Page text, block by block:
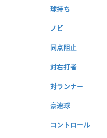
球持ち
ノビ
同点阻止
対右打者
対ランナー
豪速球
コントロール